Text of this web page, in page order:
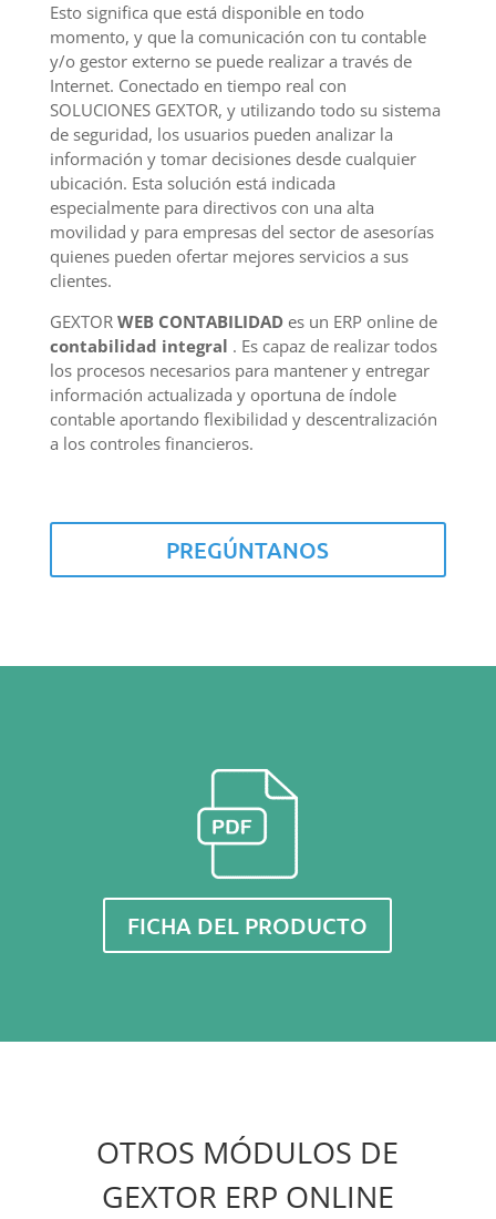
Esto significa que está disponible en todo
momento, y que la comunicación con tu contable
y/o gestor externo se puede realizar a través de
Internet. Conectado en tiempo real con
SOLUCIONES GEXTOR, y utilizando todo su sistema
de seguridad, los usuarios pueden analizar la
información y tomar decisiones desde cualquier
ubicación. Esta solución está indicada
especialmente para directivos con una alta
movilidad y para empresas del sector de asesorías
quienes pueden ofertar mejores servicios a sus
clientes.
GEXTOR WEB CONTABILIDADes un ERP online de
contabilidad integral . Es capaz de realizar todos
los procesos necesarios para mantener y entregar
información actualizada y oportuna de índole
contable aportando flexibilidad y descentralización
a los controles financieros.
PREGÚNTANOS
FICHA DEL PRODUCTO
OTROS MÓDULOS DE
GEXTOR ERP ONLINE